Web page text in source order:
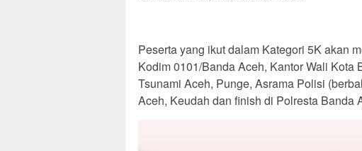
Peserta yang ikut dalam Kategori 5K akan
Kodim 0101/Banda Aceh, Kantor Wali
Tsunami Aceh, Punge, Asrama Polisi
Aceh, Keudah dan finish di Polresta Banda